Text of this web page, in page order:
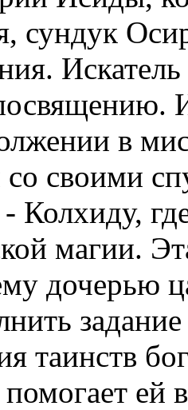
сундук
в
своими
Колхиду,
магии.
дочерью
таинств
ей